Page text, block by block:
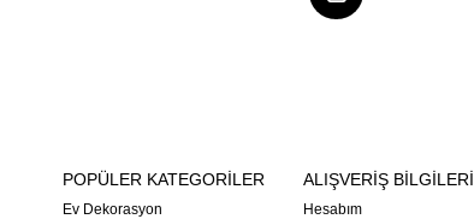
POPÜLER KATEGORİLER
Ev Dekorasyon
ALIŞVERİŞ BİLGİLERİ
Hesabım